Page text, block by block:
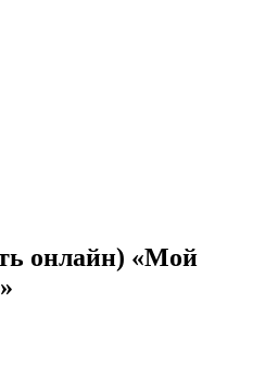
онлайн) «Мой